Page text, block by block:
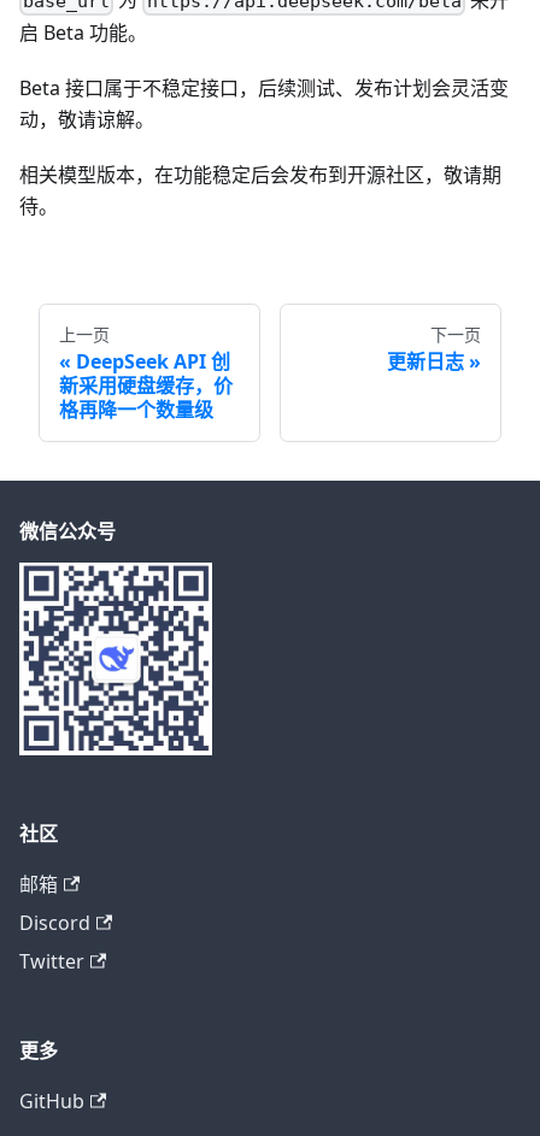
启 Beta 功能。
Beta 接口属于不稳定接口，后续测试、发布计划会灵活变
动，敬请谅解。
相关模型版本，在功能稳定后会发布到开源社区，敬请期
待。
上一页
DeepSeek API 创
新采用硬盘缓存，价
格再降一个数量级
下一页
更新日志
微信公众号
社区
邮箱
Discord
Twitter
更多
GitHub